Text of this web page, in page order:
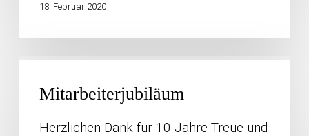
18. Februar 2020
Mitarbeiterjubiläum
Herzlichen Dank für 10 Jahre Treue und